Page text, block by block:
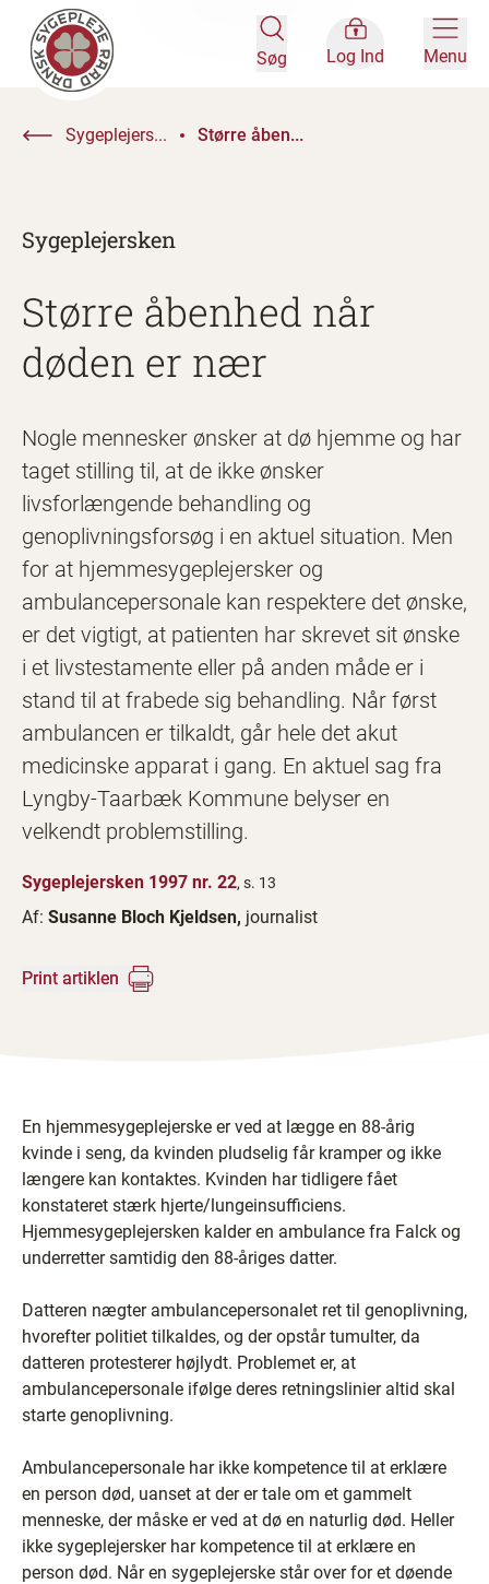
Søg Log Ind Menu
Sygeplejers... Større åben...
Sygeplejersken
Større åbenhed når
døden er nær
Nogle mennesker ønsker at dø hjemme og har
taget stilling til, at de ikke ønsker
livsforlængende behandling og
genoplivningsforsøg i en aktuel situation. Men
for at hjemmesygeplejersker og
ambulancepersonale kan respektere det ønske,
er det vigtigt, at patienten har skrevet sit ønske
i et livstestamente eller på anden måde er i
stand til at frabede sig behandling. Når først
ambulancen er tilkaldt, går hele det akut
medicinske apparat i gang. En aktuel sag fra
Lyngby-Taarbæk Kommune belyser en
velkendt problemstilling.
Sygeplejersken 1997 nr. 22, s. 13
Af: Susanne Bloch Kjeldsen, journalist
Print artiklen
En hjemmesygeplejerske er ved at lægge en 88-årig
kvinde i seng, da kvinden pludselig får kramper og ikke
længere kan kontaktes. Kvinden har tidligere fået
konstateret stærk hjerte/lungeinsufficiens.
Hjemmesygeplejersken kalder en ambulance fra Falck og
underretter samtidig den 88-åriges datter.
Datteren nægter ambulancepersonalet ret til genoplivning,
hvorefter politiet tilkaldes, og der opstår tumulter, da
datteren protesterer højlydt. Problemet er, at
ambulancepersonale ifølge deres retningslinier altid skal
starte genoplivning.
Ambulancepersonale har ikke kompetence til at erklære
en person død, uanset at der er tale om et gammelt
menneske, der måske er ved at dø en naturlig død. Heller
ikke sygeplejersker har kompetence til at erklære en
person død. Når en sygeplejerske står over for et døende